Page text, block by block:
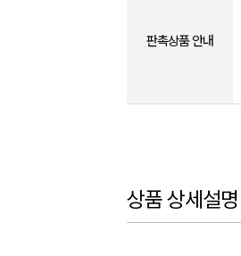
판촉상품 안내
상품 상세설명